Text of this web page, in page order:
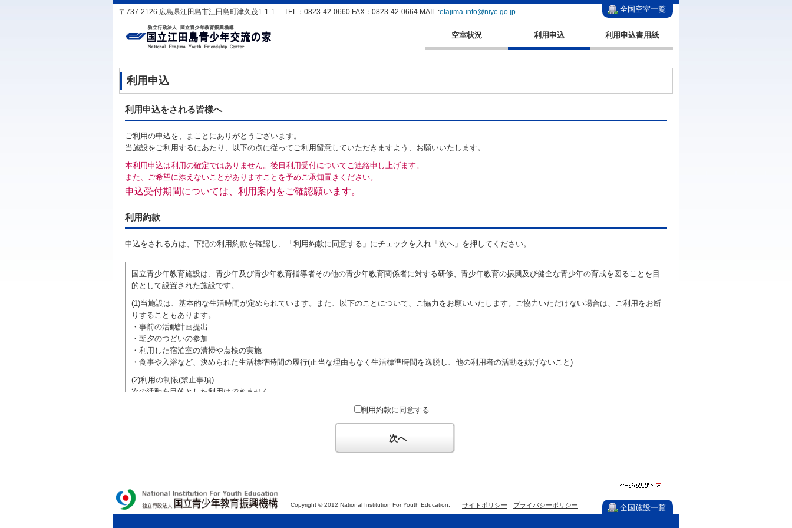
全国空室一覧
〒737-2126 広島県江田島市江田島町津久茂1-1-1 TEL：0823-42-0660 FAX：0823-42-0664 MAIL :etajima-info@niye.go.jp
空室状況 利用申込 利用申込書用紙
利用申込
利用申込をされる皆様へ
ご利用の申込を、まことにありがとうございます。
当施設をご利用するにあたり、以下の点に従ってご利用留意していただきますよう、お願いいたします。
本利用申込は利用の確定ではありません。後日利用受付についてご連絡申し上げます。
また、ご希望に添えないことがありますことを予めご承知置きください。
申込受付期間については、利用案内をご確認願います。
利用約款
申込をされる方は、下記の利用約款を確認し、「利用約款に同意する」にチェックを入れ「次へ」を押してください。
国立青少年教育施設は、青少年及び青少年教育指導者その他の青少年教育関係者に対する研修、青少年教育の振興及び健全な青少年の育成を図ることを目
的として設置された施設です。
(1)当施設は、基本的な生活時間が定められています。また、以下のことについて、ご協力をお願いいたします。ご協力いただけない場合は、ご利用をお断
りすることもあります。
・事前の活動計画提出
・朝夕のつどいの参加
・利用した宿泊室の清掃や点検の実施
・食事や入浴など、決められた生活標準時間の履行(正当な理由もなく生活標準時間を逸脱し、他の利用者の活動を妨げないこと)
(2)利用の制限(禁止事項)
次の活動を目的とした利用はできません。
●特定の政党を支持、またはこれに反対するための政治教育その他の政治的活動を目的とした利用
●特定の宗教を支持、またはこれに反対するための宗教教育その他の宗教的活動を目的とした利用(団体が施設内及び施設を利用しながら他の利用者と、地
域での勧誘活動を行ったり、自らの団体の活動をアピールする活動等)
ご利用に際しては、本約款や定められた決まりやマナーを守るとともに、他の利用団体の迷惑とならないようご協力ください。
利用約款に同意する
次へ
頭へ
Copyright © 2012 National Institution For Youth Education. サイトポリシー プライバシーポリシー 全国施設一覧